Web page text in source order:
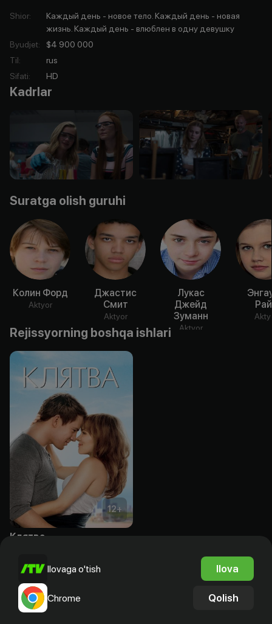
Shior:
Каждый день - новое тело. Каждый день - новая
жизнь. Каждый день - влюблен в одну девушку
Byudjet:
$4 900 000
Til:
rus
Sifati: HD
Kadrlar
Suratga olish guruhi
Колин Форд
Aktyor
Джастис
Смит
Aktyor
Лукас
Джейд
Зуманн
Aktyor
Rejissyorning boshqa ishlari
12+
Клятва
Ilovaga o'tish Ilova
Chrome Qolish